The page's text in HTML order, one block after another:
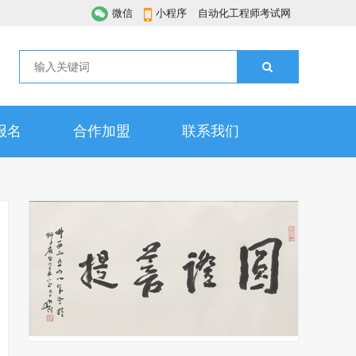
微信 小程序 自动化工程师考试网
名 合作加盟 联系我们